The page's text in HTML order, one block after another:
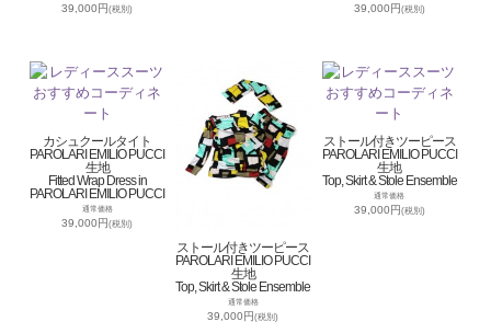
39,000円(税別) 39,000円(税別)
カシュクールタイト
PAROLARI EMILIO PUCCI
生地
Fitted Wrap Dress in
PAROLARI EMILIO PUCCI
通常価格
39,000円(税別)
ストール付きツーピース
PAROLARI EMILIO PUCCI
生地
Top, Skirt & Stole Ensemble
通常価格
39,000円(税別)
ストール付きツーピース
PAROLARI EMILIO PUCCI
生地
Top, Skirt & Stole Ensemble
通常価格
39,000円(税別)